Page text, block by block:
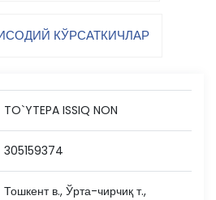
КЎРСАТКИЧЛАР
TO`YTEPA ISSIQ NON
305159374
Тошкент в., Ўрта-чирчиқ т.,